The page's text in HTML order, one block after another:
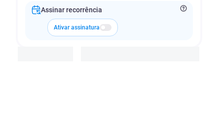
Assinar recorrência
Ativar assinatura